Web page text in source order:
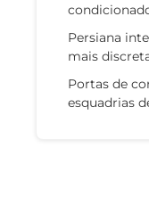
Persiana
mais
Portas de
esquadrias